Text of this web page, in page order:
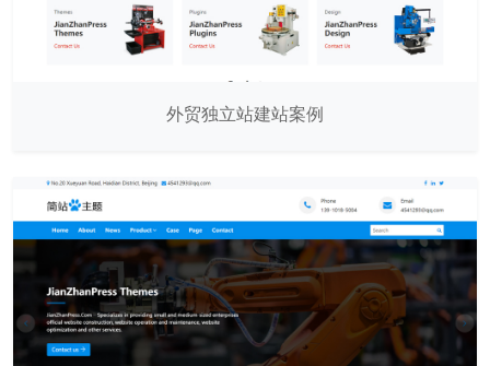
外贸独立站建站案例